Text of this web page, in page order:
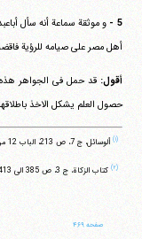
5 - و موثقة سماعة أنه سأل
أهل مصر علی صیامه للرؤیة
أقول:قد حمل فی الجواهر هذه
حصول العلم یشکل الاخذ
(۱) ألوسائل، ج 7، ص 213، الباب 12 من أبواب أحکام شهر رمضان، ألحدیث 7.
(۲) کتاب الزکاة، ج 3، ص 385 الی 413.
صفحه ۴۶۹